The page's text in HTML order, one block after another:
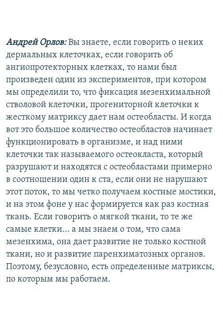
Андрей Орлов:Вы знаете, если говорить о неких
дермальных клеточках, если говорить об
ангиопротекторных клетках, то нами был
произведен один из экспериментов, при котором
мы определили то, что фиксация мезенхимальной
стволовой клеточки, прогениторной клеточки к
жесткому матриксу дает нам остеобласты. И когда
вот это большое количество остеобластов начинает
функционировать в организме, и над ними
клеточки так называемого остеокласта, который
разрушают и находятся с остеобластами примерно
в соотношении один к ста, если они не нарушают
этот поток, то мы четко получаем костные мостики,
и на этом фоне у нас формируется как раз костная
ткань. Если говорить о мягкой ткани, то те же
самые клетки... а мы знаем о том, что сама
мезенхима, она дает развитие не только костной
ткани, но и развитие паренхиматозных органов.
Поэтому, безусловно, есть определенные матриксы,
по которым мы работаем.